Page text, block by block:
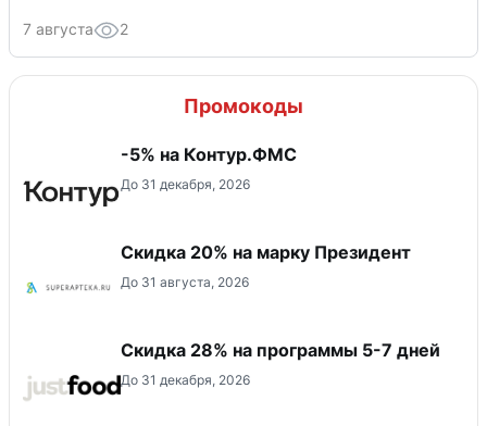
7 августа 2
Промокоды
-5% на Контур.ФМС
До 31 декабря, 2026
Скидка 20% на марку Президент
До 31 августа, 2026
Скидка 28% на программы 5-7 дней
До 31 декабря, 2026